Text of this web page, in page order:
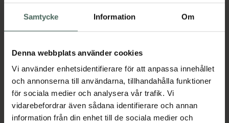
Samtycke Information Om
Denna webbplats använder cookies
Vi använder enhetsidentifierare för att anpassa innehållet
och annonserna till användarna, tillhandahålla funktioner
för sociala medier och analysera vår trafik. Vi
vidarebefordrar även sådana identifierare och annan
information från din enhet till de sociala medier och
kokosnötsextrakt som omsluter huden i ett
moln av lätt skummande men ultramjuk mjölk
EAN:03350900002572
Kategorier:
AnsiktsvårdExfoliering för ansiktet